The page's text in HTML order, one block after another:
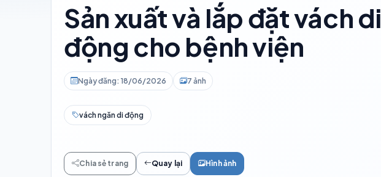
Sản xuất và lắp đặt vách di
động cho bệnh viện
Ngày đăng: 18/06/2026 7 ảnh
vách ngăn di động
Chia sẻ trang Quay lại Hình ảnh